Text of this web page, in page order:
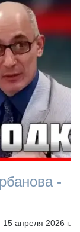
-
15 апреля 2026 г.